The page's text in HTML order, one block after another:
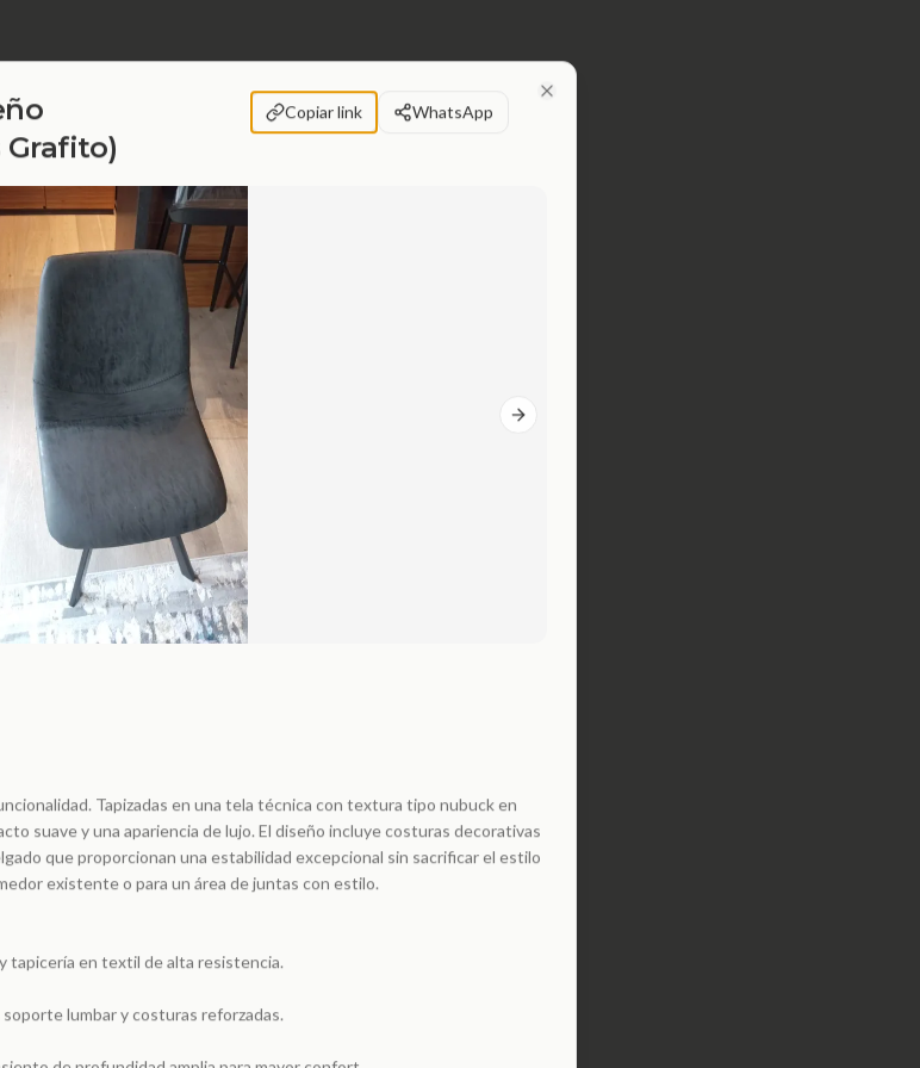
Grafito)
Copiar link WhatsApp
Next slide
Tapizadas en una tela técnica con textura tipo nubuck en
suave y una apariencia de lujo. El diseño incluye costuras decorativas
que proporcionan una estabilidad excepcional sin sacrificar el estilo
existente o para un área de juntas con estilo.
tapicería en textil de alta resistencia.
lumbar y costuras reforzadas.